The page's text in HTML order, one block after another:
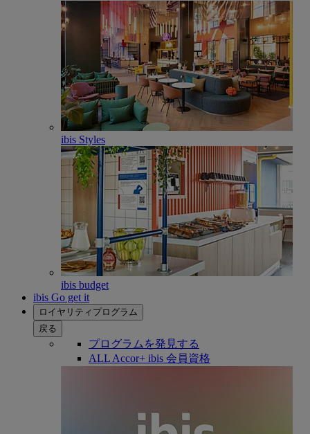
ibis Styles
ibis budget
ibis Go get it
ロイヤリティプログラム
戻る
プログラムを発見する
ALL Accor+ ibis 会員資格